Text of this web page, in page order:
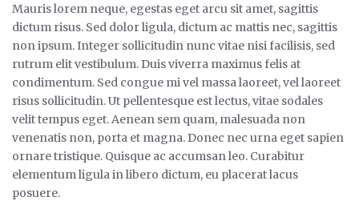
Mauris lorem neque, egestas eget arcu sit amet, sagittis
dictum risus. Sed dolor ligula, dictum ac mattis nec, sagittis
non ipsum. Integer sollicitudin nunc vitae nisi facilisis, sed
rutrum elit vestibulum. Duis viverra maximus felis at
condimentum. Sed congue mi vel massa laoreet, vel laoreet
risus sollicitudin. Ut pellentesque est lectus, vitae sodales
velit tempus eget. Aenean sem quam, malesuada non
venenatis non, porta et magna. Donec nec urna eget sapien
ornare tristique. Quisque ac accumsan leo. Curabitur
elementum ligula in libero dictum, eu placerat lacus
posuere.